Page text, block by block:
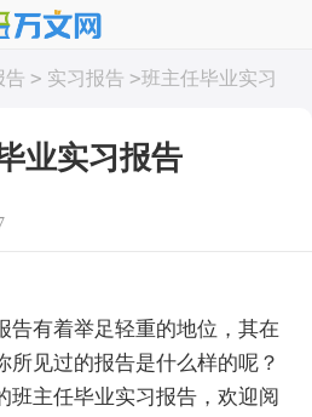
告 > 实习报告 >班主任毕业实习
业实习报告
有着举足轻重的地位，其在
所见过的报告是什么样的呢？
班主任毕业实习报告，欢迎阅